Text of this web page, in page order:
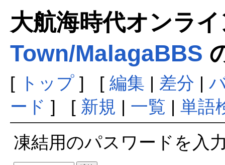
大航海時代オンラ
Town/MalagaBBS
[ トップ] [ 編集 | 差分 |
ード ] [ 新規 | 一覧 | 単語
凍結用のパスワードを入